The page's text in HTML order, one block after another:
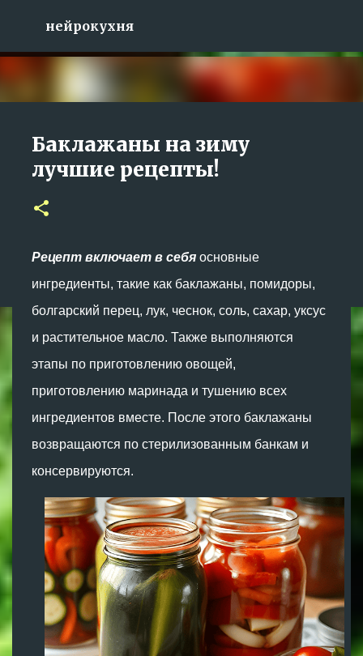
К основному контенту
нейрокухня
Салат «Лаззат» с
хрустящими баклажанами
Баклажаны на зиму
лучшие рецепты!
Рецепт включает в себя основные
ингредиенты, такие как баклажаны, помидоры,
болгарский перец, лук, чеснок, соль, сахар, уксус
и растительное масло. Также выполняются
этапы по приготовлению овощей,
приготовлению маринада и тушению всех
ингредиентов вместе. После этого баклажаны
возвращаются по стерилизованным банкам и
консервируются.